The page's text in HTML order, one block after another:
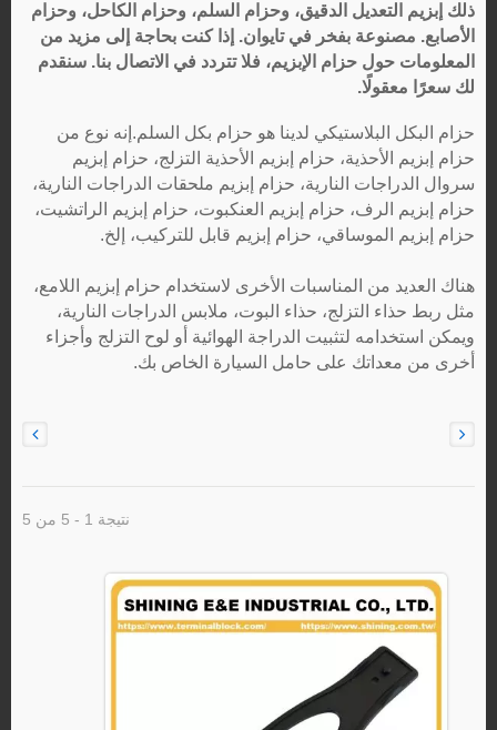
ذلك إبزيم التعديل الدقيق، وحزام السلم، وحزام الكاحل، وحزام
الأصابع. مصنوعة بفخر في تايوان. إذا كنت بحاجة إلى مزيد من
المعلومات حول حزام الإبزيم، فلا تتردد في الاتصال بنا. سنقدم
لك سعرًا معقولًا.
حزام البكل البلاستيكي لدينا هو حزام بكل السلم.إنه نوع من
حزام إبزيم الأحذية، حزام إبزيم الأحذية التزلج، حزام إبزيم
سروال الدراجات النارية، حزام إبزيم ملحقات الدراجات النارية،
حزام إبزيم الرف، حزام إبزيم العنكبوت، حزام إبزيم الراتشيت،
حزام إبزيم الموساقي، حزام إبزيم قابل للتركيب، إلخ.
هناك العديد من المناسبات الأخرى لاستخدام حزام إبزيم اللامع،
مثل ربط حذاء التزلج، حذاء البوت، ملابس الدراجات النارية،
ويمكن استخدامه لتثبيت الدراجة الهوائية أو لوح التزلج وأجزاء
أخرى من معداتك على حامل السيارة الخاص بك.
نتيجة 1 - 5 من 5